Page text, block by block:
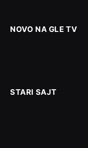
NOVO NA GLE TV
STARI SAJT